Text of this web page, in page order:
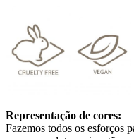
Representação de cores:
Fazemos todos os esforços